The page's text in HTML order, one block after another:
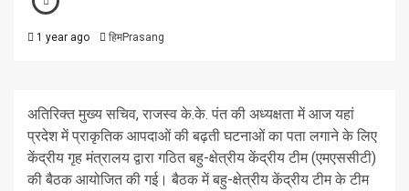
1 year ago हिमPrasang
अतिरिक्त मुख्य सचिव, राजस्व के.के. पंत की अध्यक्षता में आज यहां
प्रदेश में प्राकृतिक आपदाओं की बढ़ती घटनाओं का पता लगाने के लिए
केंद्रीय गृह मंत्रालय द्वारा गठित बहु-क्षेत्रीय केंद्रीय टीम (एमएससीटी)
की बैठक आयोजित की गई। बैठक में बहु-क्षेत्रीय केंद्रीय टीम के टीम